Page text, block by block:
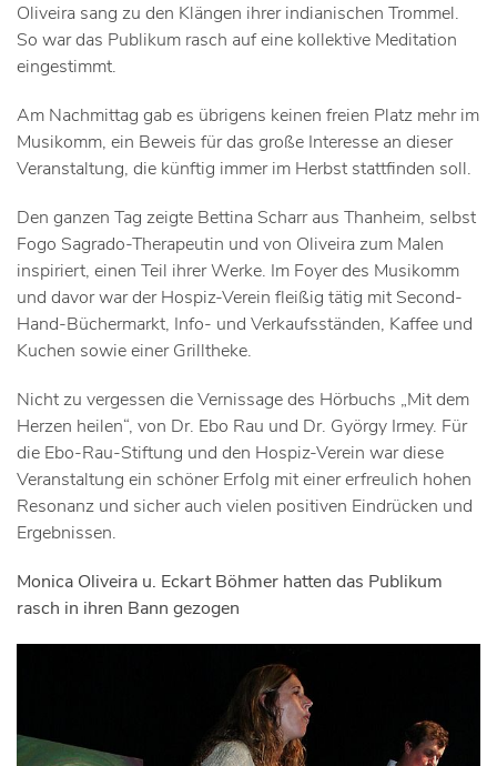
Oliveira sang zu den Klängen ihrer indianischen Trommel.
So war das Publikum rasch auf eine kollektive Meditation
eingestimmt.
Am Nachmittag gab es übrigens keinen freien Platz mehr im
Musikomm, ein Beweis für das große Interesse an dieser
Veranstaltung, die künftig immer im Herbst stattfinden soll.
Den ganzen Tag zeigte Bettina Scharr aus Thanheim, selbst
Fogo Sagrado-Therapeutin und von Oliveira zum Malen
inspiriert, einen Teil ihrer Werke. Im Foyer des Musikomm
und davor war der Hospiz-Verein fleißig tätig mit Second-
Hand-Büchermarkt, Info- und Verkaufsständen, Kaffee und
Kuchen sowie einer Grilltheke.
Nicht zu vergessen die Vernissage des Hörbuchs „Mit dem
Herzen heilen“, von Dr. Ebo Rau und Dr. György Irmey. Für
die Ebo-Rau-Stiftung und den Hospiz-Verein war diese
Veranstaltung ein schöner Erfolg mit einer erfreulich hohen
Resonanz und sicher auch vielen positiven Eindrücken und
Ergebnissen.
Monica Oliveira u. Eckart Böhmer hatten das Publikum
rasch in ihren Bann gezogen